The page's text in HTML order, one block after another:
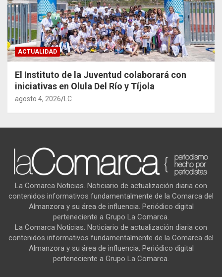
ACTUALIDAD
El Instituto de la Juventud colaborará con
iniciativas en Olula Del Río y Tíjola
agosto 4, 2026 LC
La Comarca Noticias. Noticiario de actualización diaria con
contenidos informativos fundamentalmente de la Comarca del
Almanzora y su área de influencia. Periódico digital
perteneciente a Grupo La Comarca.
La Comarca Noticias. Noticiario de actualización diaria con
contenidos informativos fundamentalmente de la Comarca del
Almanzora y su área de influencia. Periódico digital
perteneciente a Grupo La Comarca.